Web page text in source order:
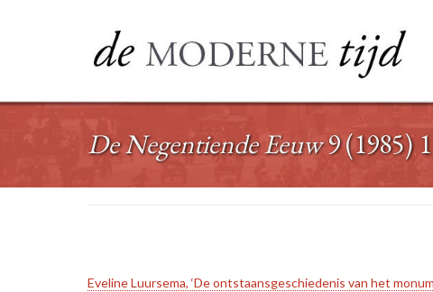
De Negentiende Eeuw9 (1985) 1
Eveline Luursema, ‘De ontstaansgeschiedenis van het